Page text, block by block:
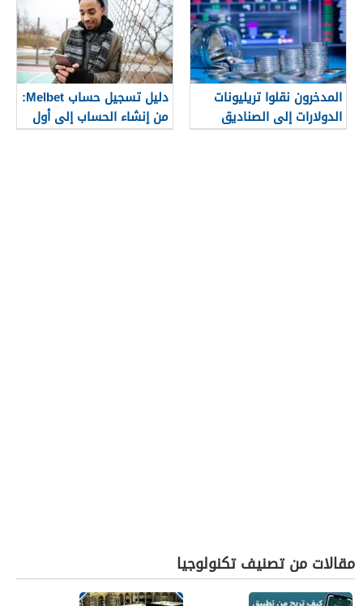
المدخرون نقلوا تريليونات
الدولارات إلى الصناديق
العام الماضي. ما هي
دليل تسجيل حساب Melbet:
من إنشاء الحساب إلى أول
خطوة لك خطوة بخطوة
مقالات من تصنيف تكنولوجيا